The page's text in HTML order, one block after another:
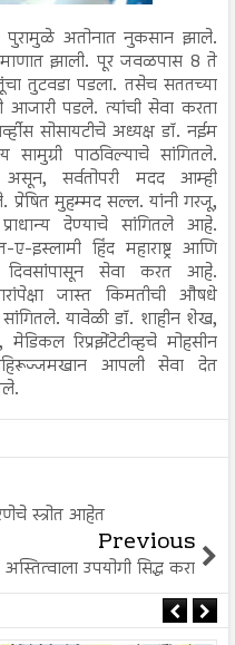
अतोनात नुकसान झाले.
झाली. पूर जवळपास 8 ते
तुटवडा पडला. तसेच सततच्या
आजारी पडले. त्यांची सेवा करता
सोसायटीचे अध्यक्ष डॉ. नईम
सामुग्री पाठविल्याचे सांगितले.
सर्वतोपरी मदद आम्ही
प्रेषित मुहम्मद सल्ल. यांनी गरजू,
देण्याचे सांगितले आहे.
हिंद महाराष्ट्र आणि
सेवा करत आहे.
जास्त किमतीची औषधे
यावेळी डॉ. शाहीन शेख,
रिप्रझेंटेटीव्हचे मोहसीन
आपली सेवा देत
स्त्रोत आहेत
Previous
उपयोगी सिद्ध करा